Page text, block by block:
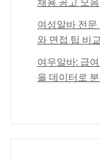
채용 공고 모음
여성알바 전문
와 면접 팁 비교
여우알바: 급
을 데이터로